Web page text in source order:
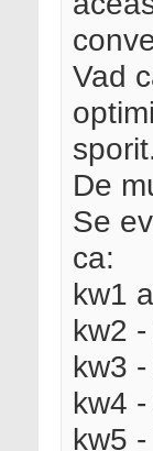
Vad
De
Se
ca:
kw1
kw2
kw3
kw4
kw5